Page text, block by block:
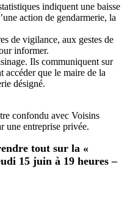
indiquent une baisse
action de gendarmerie, la
de vigilance, aux gestes de
informer.
Ils communiquent sur
accéder que le maire de la
désigné.
confondu avec Voisins
une entreprise privée.
tout sur la «
15 juin à 19 heures –